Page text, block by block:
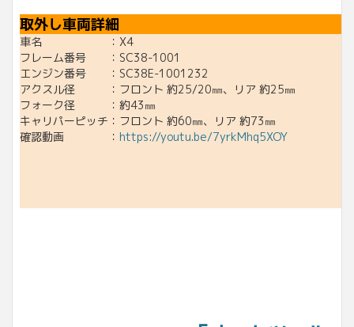
取外し車両詳細
車名 ：X4
フレーム番号 ：SC38-1001
エンジン番号 ：SC38E-1001232
アクスル径 ：フロント 約25/20㎜、リア 約25㎜
フォーク径 ：約43㎜
キャリパーピッチ：フロント 約60㎜、リア 約73㎜
確認動画 ： https://youtu.be/7yrkMhq5XOY